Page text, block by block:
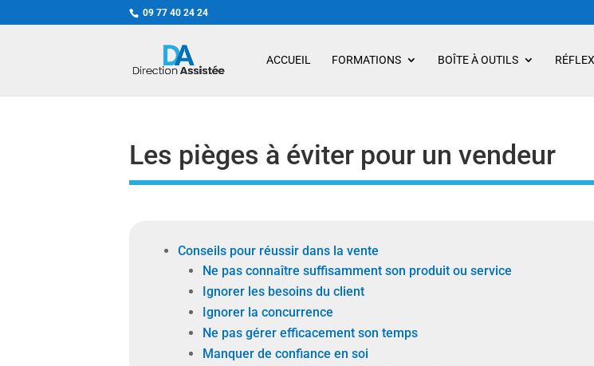
09 77 40 24 24
ACCUEIL FORMATIONS BOÎTE À OUTILS
Les pièges à éviter pour un vendeur
Conseils pour réussir dans la vente
Ne pas connaître suffisamment son produit ou service
Ignorer les besoins du client
Ignorer la concurrence
Ne pas gérer efficacement son temps
Manquer de confiance en soi